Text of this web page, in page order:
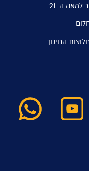
למאה ה-21
החינוך